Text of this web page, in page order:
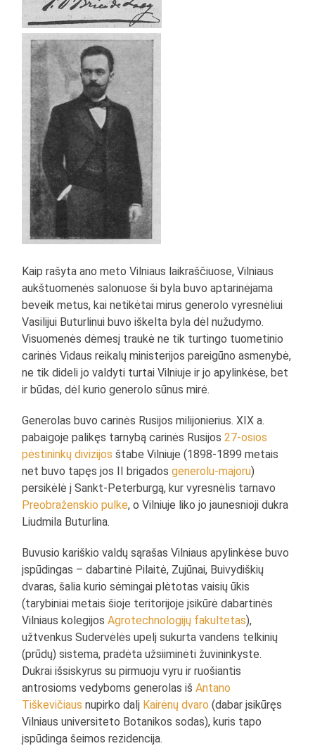
Kaip rašyta ano meto Vilniaus laikraščiuose, Vilniaus
aukštuomenės salonuose ši byla buvo aptarinėjama
beveik metus, kai netikėtai mirus generolo vyresnėliui
Vasilijui Buturlinui buvo iškelta byla dėl nužudymo.
Visuomenės dėmesį traukė ne tik turtingo tuometinio
carinės Vidaus reikalų ministerijos pareigūno asmenybė,
ne tik dideli jo valdyti turtai Vilniuje ir jo apylinkėse, bet
ir būdas, dėl kurio generolo sūnus mirė.
Generolas buvo carinės Rusijos milijonierius. XIX a.
pabaigoje palikęs tarnybą carinės Rusijos27-osios
pėstininkų divizijos štabe Vilniuje (1898-1899 metais
net buvo tapęs jos II brigadosgenerolu-majoru)
persikėlė į Sankt-Peterburgą, kur vyresnėlis tarnavo
Preobraženskio pulke, o Vilniuje liko jo jaunesnioji dukra
Liudmila Buturlina.
Buvusio kariškio valdų sąrašas Vilniaus apylinkėse buvo
įspūdingas – dabartinė Pilaitė, Zujūnai, Buivydiškių
dvaras, šalia kurio sėmingai plėtotas vaisių ūkis
(tarybiniai metais šioje teritorijoje įsikūrė dabartinės
Vilniaus kolegijosAgrotechnologijų fakultetas),
užtvenkus Sudervėlės upelį sukurta vandens telkinių
(prūdų) sistema, pradėta užsiiminėti žuvininkyste.
Dukrai išsiskyrus su pirmuoju vyru ir ruošiantis
antrosioms vedyboms generolas išAntano
Tiškevičiausnupirko dalį Kairėnų dvaro (dabar įsikūręs
Vilniaus universiteto Botanikos sodas), kuris tapo
įspūdinga šeimos rezidencija.